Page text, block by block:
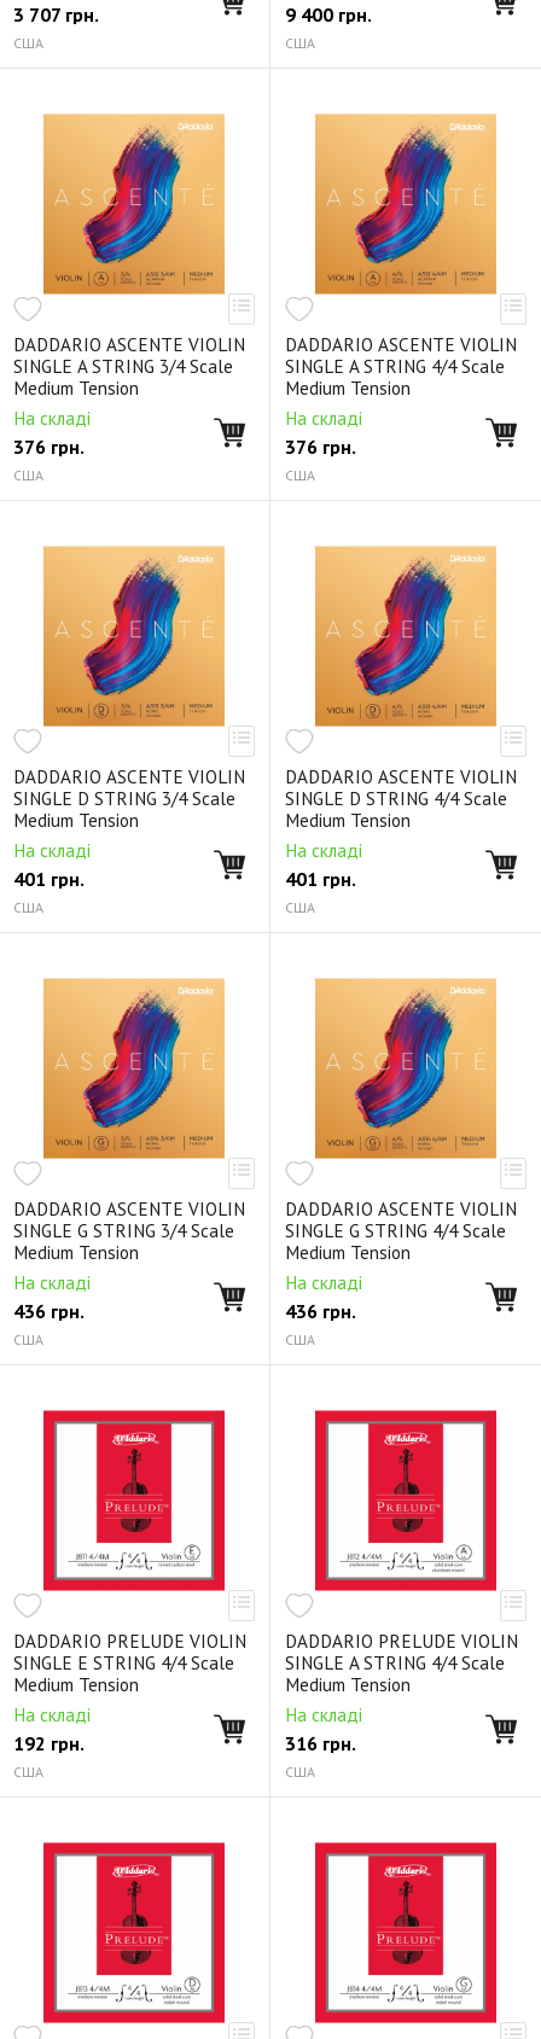
3 707 грн.
США
9 400 грн.
США
DADDARIO ASCENTE VIOLIN
SINGLE A STRING 3/4 Scale
Medium Tension
На складі
376 грн.
США
DADDARIO ASCENTE VIOLIN
SINGLE A STRING 4/4 Scale
Medium Tension
На складі
376 грн.
США
DADDARIO ASCENTE VIOLIN
SINGLE D STRING 3/4 Scale
Medium Tension
На складі
401 грн.
США
DADDARIO ASCENTE VIOLIN
SINGLE D STRING 4/4 Scale
Medium Tension
На складі
401 грн.
США
DADDARIO ASCENTE VIOLIN
SINGLE G STRING 3/4 Scale
Medium Tension
На складі
436 грн.
США
DADDARIO ASCENTE VIOLIN
SINGLE G STRING 4/4 Scale
Medium Tension
На складі
436 грн.
США
DADDARIO PRELUDE VIOLIN
SINGLE E STRING 4/4 Scale
Medium Tension
На складі
192 грн.
США
DADDARIO PRELUDE VIOLIN
SINGLE A STRING 4/4 Scale
Medium Tension
На складі
316 грн.
США